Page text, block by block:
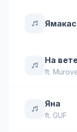
На
ft.
Яна
ft. GUF